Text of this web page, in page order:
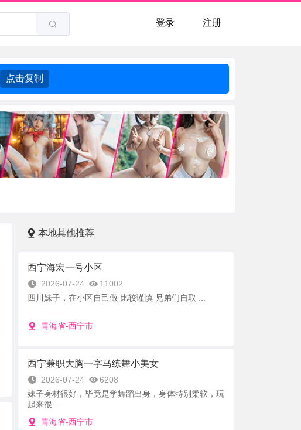
登录 注册
点击复制
本地其他推荐
西宁海宏一号小区
2026-07-24
11002
四川妹子，在小区自己做 比较谨慎 兄弟们自取 ...
青海省-西宁市
西宁兼职大胸一字马练舞小美女
2026-07-24
6208
妹子身材很好，毕竟是学舞蹈出身，身体特别柔软，玩
起来很 ...
青海省-西宁市